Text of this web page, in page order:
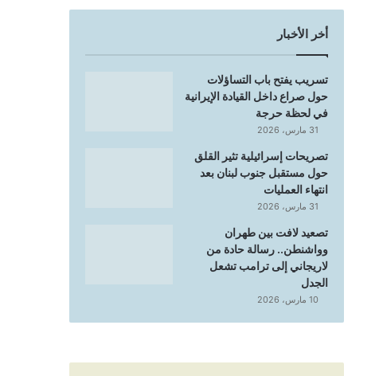
أخر الأخبار
تسريب يفتح باب التساؤلات
حول صراع داخل القيادة الإيرانية
في لحظة حرجة
31 مارس، 2026
تصريحات إسرائيلية تثير القلق
حول مستقبل جنوب لبنان بعد
انتهاء العمليات
31 مارس، 2026
تصعيد لافت بين طهران
وواشنطن.. رسالة حادة من
لاريجاني إلى ترامب تشعل
الجدل
10 مارس، 2026